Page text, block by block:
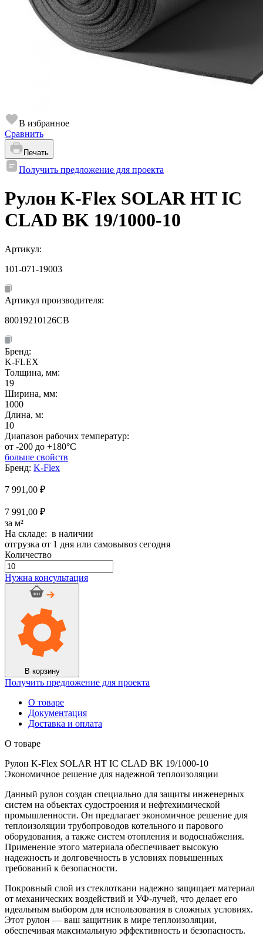
В избранное
Сравнить
Печать
Получить предложение для проекта
Рулон K-Flex SOLAR HT IC
CLAD BK 19/1000-10
Артикул:
101-071-19003
Артикул производителя:
80019210126CB
Бренд:
K-FLEX
Толщина, мм:
19
Ширина, мм:
1000
Длина, м:
10
Диапазон рабочих температур:
от -200 до +180°C
больше свойств
Бренд: K-Flex
7 991,00 ₽
7 991,00 ₽
за м²
На складе: в наличии
отгрузка от 1 дня или самовывоз сегодня
Количество
Количество
товара
Рулон
SOLAR
CLAD
19/1000-
10
Нужна консультация
В корзину
Получить предложение для проекта
О товаре
Документация
Доставка и оплата
О товаре
Рулон K-Flex SOLAR HT IC CLAD BK 19/1000-10
Экономичное решение для надежной теплоизоляции
Данный рулон создан специально для защиты инженерных
систем на объектах судостроения и нефтехимической
промышленности. Он предлагает экономичное решение для
теплоизоляции трубопроводов котельного и парового
оборудования, а также систем отопления и водоснабжения.
Применение этого материала обеспечивает высокую
надежность и долговечность в условиях повышенных
требований к безопасности.
Покровный слой из стеклоткани надежно защищает материал
от механических воздействий и УФ-лучей, что делает его
идеальным выбором для использования в сложных условиях.
Этот рулон — ваш защитник в мире теплоизоляции,
обеспечивая максимальную эффективность и безопасность.